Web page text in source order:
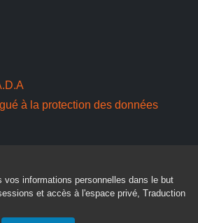
vos informations personnelles dans le but
et accès à l'espace privé, Traduction
à la protection des données